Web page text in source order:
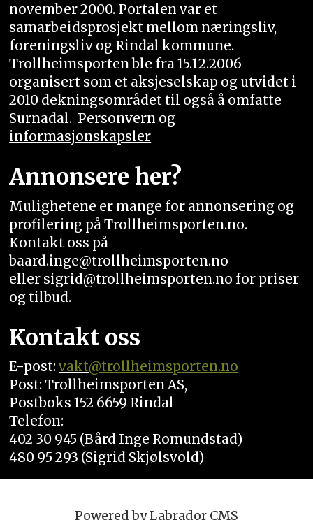
november 2000. Portalen var et
samarbeidsprosjekt mellom næringsliv,
foreningsliv og Rindal kommune.
Trollheimsporten ble fra 15.12.2006
organisert som et aksjeselskap og utvidet i
2010 dekningsområdet til også å omfatte
Surnadal. Personvern og
informasjonskapsler
Annonsere her?
Mulighetene er mange for annonsering og
profilering på Trollheimsporten.no.
Kontakt oss på
baard.inge@trollheimsporten.no
eller sigrid@trollheimsporten.no for priser
og tilbud.
Kontakt oss
E-post:vakt@trollheimsporten.no
Post: Trollheimsporten AS,
Postboks 152 6659 Rindal
Telefon:
402 30 945 (Bård Inge Romundstad)
480 95 293 (Sigrid Skjølsvold)
Powered by Labrador CMS